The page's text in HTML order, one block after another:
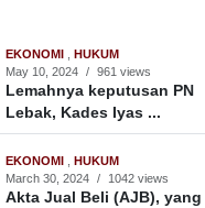
EKONOMI
HUKUM
May 10, 2024 / 961 views
Lemahnya keputusan PN
Lebak, Kades Iyas ...
EKONOMI
HUKUM
March 30, 2024 / 1042 views
Akta Jual Beli (AJB), yang